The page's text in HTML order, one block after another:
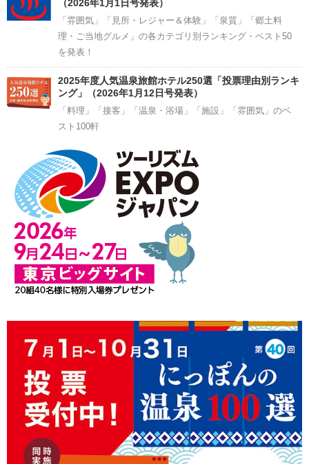
（2026年1月1日号発表）
「雰囲気」「見所・レジャー＆体験」「泉質」「郷土料
理・ご当地グルメ」の各カテゴリ別ランキング・ベスト50
を発表！
2025年度人気温泉旅館ホテル250選「投票理由別ランキ
ング」（2026年1月12日号発表）
「料理」「接客」「温泉・浴場」「施設」「雰囲気」のベ
スト100軒